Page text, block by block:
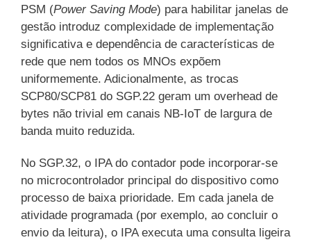
PSM (Power Saving Mode) para habilitar janelas de
gestão introduz complexidade de implementação
significativa e dependência de características de
rede que nem todos os MNOs expõem
uniformemente. Adicionalmente, as trocas
SCP80/SCP81 do SGP.22 geram um overhead de
bytes não trivial em canais NB-IoT de largura de
banda muito reduzida.
No SGP.32, o IPA do contador pode incorporar-se
no microcontrolador principal do dispositivo como
processo de baixa prioridade. Em cada janela de
atividade programada (por exemplo, ao concluir o
envio da leitura), o IPA executa uma consulta ligeira